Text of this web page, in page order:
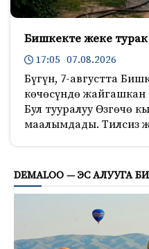
Бишкекте жеке
17:05 07.08.2026
Бүгүн, 7-августта
көчөсүндө
Бул тууралуу Өзгөчө
маалымдады. Тилсиз
DEMALOO — ЭС АЛУУГА